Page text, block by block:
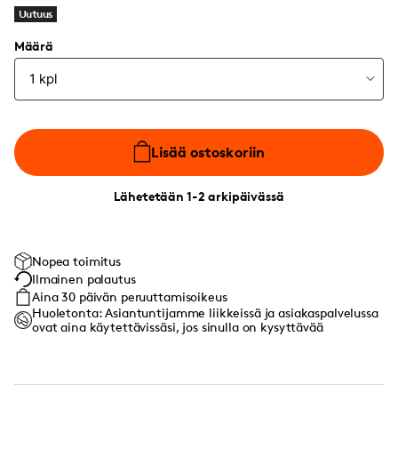
Uutuus
Määrä
Lisää ostoskoriin
Lähetetään 1-2 arkipäivässä
Nopea toimitus
Ilmainen palautus
Aina 30 päivän peruuttamisoikeus
Huoletonta: Asiantuntijamme liikkeissä ja asiakaspalvelussa
ovat aina käytettävissäsi, jos sinulla on kysyttävää